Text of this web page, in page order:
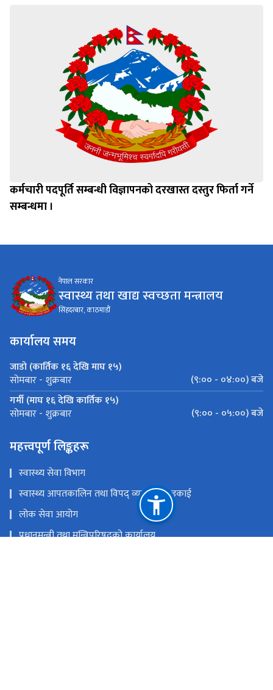
कर्मचारी पदपूर्ति सम्बन्धी विज्ञापनको दरखास्त दस्तुर फिर्ता गर्ने
सम्बन्धमा ।
नेपाल सरकार
स्वास्थ्य तथा खाद्य स्वच्छता मन्त्रालय
सिंहदरबार, काठमाडौं
कार्यालय समय
जाडो (कार्तिक १६ देखि माघ १५)
सोमबार - शुक्रबार
(९:०० - ०४:००) बजे
गर्मी (माघ १६ देखि कार्तिक १५)
सोमबार - शुक्रबार (९:०० - ०५:००) बजे
महत्त्वपूर्ण लिङ्कहरू
स्वास्थ्य सेवा विभाग
स्वास्थ्य आपतकालिन तथा विपद् व्यवस्थापन इकाई
लोक सेवा आयोग
प्रधानमन्त्री तथा मन्त्रिपरिषद्‍को कार्यालय